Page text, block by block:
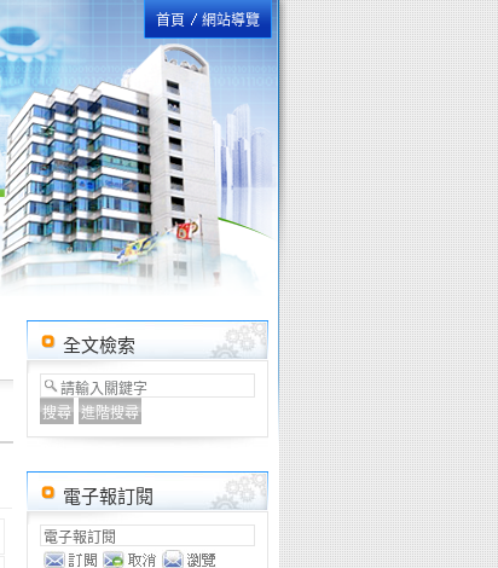
首頁 網站導覽
全文檢索
電子報訂閱